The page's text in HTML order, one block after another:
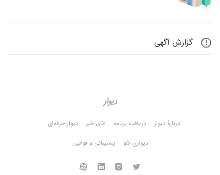
گزارش آگهی
دربارهٔ دیوار دریافت برنامه اتاق خبر دیوار حرفه‌ای
دیواری شو پشتیبانی و قوانین